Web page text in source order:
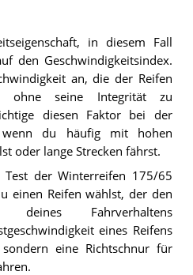
in diesem Fall
den Geschwindigkeitsindex.
an, die der Reifen
ohne seine Integrität zu
diesen Faktor bei der
wenn du häufig mit hohen
oder lange Strecken fährst.
Test der Winterreifen 175/65
einen Reifen wählst, der den
deines Fahrverhaltens
eines Reifens
eine Richtschnur für